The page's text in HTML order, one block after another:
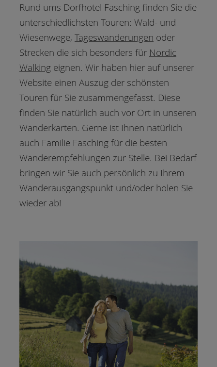
Rund ums Dorfhotel Fasching finden Sie die
unterschiedlichsten Touren: Wald- und
Wiesenwege, Tageswanderungen oder
Strecken die sich besonders für Nordic
Walking eignen. Wir haben hier auf unserer
Website einen Auszug der schönsten
Touren für Sie zusammengefasst. Diese
finden Sie natürlich auch vor Ort in unseren
Wanderkarten. Gerne ist Ihnen natürlich
auch Familie Fasching für die besten
Wanderempfehlungen zur Stelle. Bei Bedarf
bringen wir Sie auch persönlich zu Ihrem
Wanderausgangspunkt und/oder holen Sie
wieder ab!